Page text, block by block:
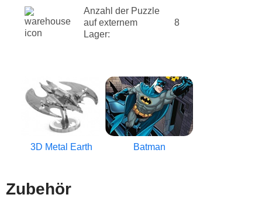
Anzahl der Puzzle
auf externem
Lager:
8
3D Metal Earth Batman
Zubehör